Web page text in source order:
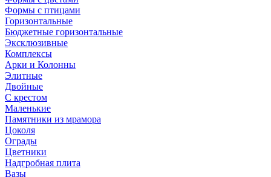
Формы с птицами
Горизонтальные
Бюджетные горизонтальные
Эксклюзивные
Комплексы
Арки и Колонны
Элитные
Двойные
С крестом
Маленькие
Памятники из мрамора
Цоколя
Ограды
Цветники
Надгробная плита
Вазы